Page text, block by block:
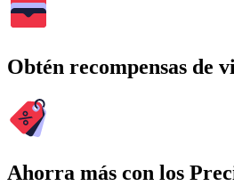
Obtén recompensas de
Ahorra más con los